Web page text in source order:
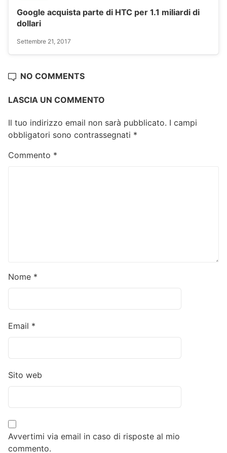
Google acquista parte di HTC per 1.1 miliardi di
dollari
Settembre 21, 2017
NO COMMENTS
LASCIA UN COMMENTO
Il tuo indirizzo email non sarà pubblicato. I campi
obbligatori sono contrassegnati *
Commento *
Nome *
Email *
Sito web
Avvertimi via email in caso di risposte al mio
commento.